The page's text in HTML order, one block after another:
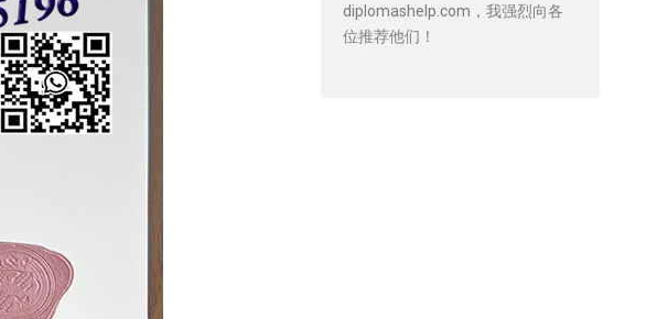
diplomashelp.com，我强烈向各
位推荐他们！